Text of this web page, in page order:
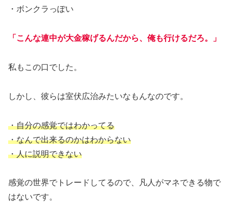
・ボンクラっぽい
「こんな連中が大金稼げるんだから、俺も行けるだろ。」
私もこの口でした。
しかし、彼らは室伏広治みたいなもんなのです。
・自分の感覚ではわかってる
・なんで出来るのかはわからない
・人に説明できない
感覚の世界でトレードしてるので、凡人がマネできる物で
はないです。